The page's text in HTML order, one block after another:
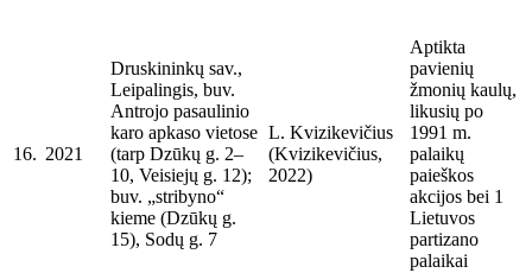
16. 2021
Druskininkų sav.,
Leipalingis, buv.
Antrojo pasaulinio
karo apkaso vietose
(tarp Dzūkų g. 2–
10, Veisiejų g. 12);
buv. „stribyno“
kieme (Dzūkų g.
15), Sodų g. 7
L. Kvizikevičius
(Kvizikevičius,
2022)
Aptikta
pavienių
žmonių kaulų,
likusių po
1991 m.
palaikų
paieškos
akcijos bei 1
Lietuvos
partizano
palaikai